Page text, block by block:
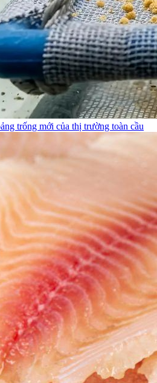
trống mới của thị trường toàn cầu